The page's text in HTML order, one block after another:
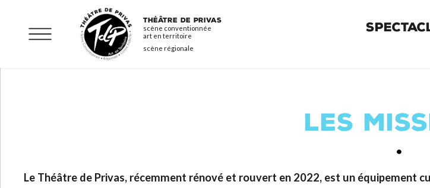
contenu
THÉÂTRE DE PRIVAS
scène conventionnée
art en territoire
scène régionale
LES
Le Théâtre de Privas, récemment rénové et rouvert en 2022, est un équipement